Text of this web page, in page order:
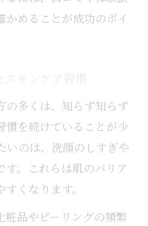
めることが成功のポイ
キンケア習慣
の多くは、知らず知らず
慣を続けていることが少
いのは、洗顔のしすぎや
。これらは肌のバリア
くなります。
粧品やピーリングの頻繁